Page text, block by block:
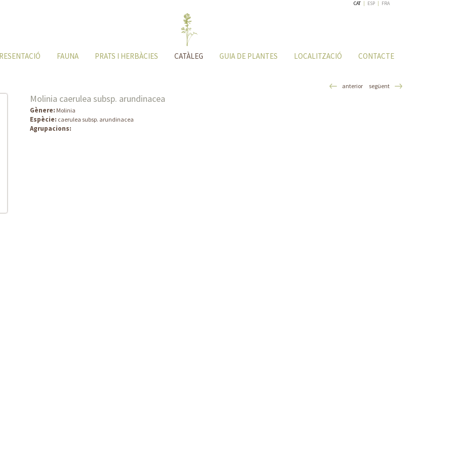
CAT | ESP | FRA
FAUNA PRATS I HERBÀCIES CATÀLEG GUIA DE PLANTES LOCALITZACIÓ CONTACTE
anterior següent
Molinia caerulea subsp. arundinacea
Gènere: Molinia
Espècie: caerulea subsp. arundinacea
Agrupacions: